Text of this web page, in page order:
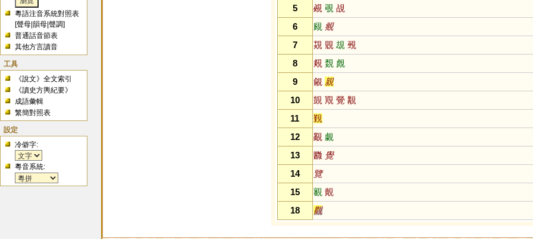
粵語注音系統對照表
[聲母 |韻母 |聲調]
普通話音節表
其他方言讀音
工具
《說文》全文索引
《讀史方輿紀要》
成語彙輯
繁簡對照表
設定
冷僻字:
粵音系統:
5
覕 覗 覘
6
覛 覜
7
覝 覞 覟 覡
8
覢 覣 覤
9
覦 親
10
覬 覭 覮 覯
11
覲
12
覶 覷
13
覹 覺
14
覽
15
覾 覿
18
觀